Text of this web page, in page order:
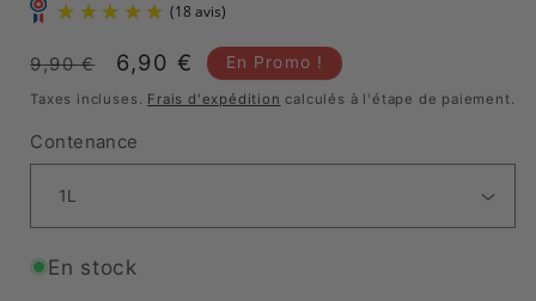
Prix
habituel
9,90 €
Prix
promotionnel
6,90 € En Promo !
Taxes incluses. Frais d'expédition calculés à l'étape de paiement.
Contenance
En stock